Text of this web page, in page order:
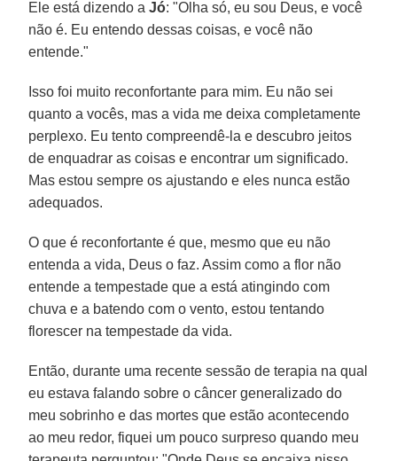
Ele está dizendo aJó: "Olha só, eu sou Deus, e você
não é. Eu entendo dessas coisas, e você não
entende."
Isso foi muito reconfortante para mim. Eu não sei
quanto a vocês, mas a vida me deixa completamente
perplexo. Eu tento compreendê-la e descubro jeitos
de enquadrar as coisas e encontrar um significado.
Mas estou sempre os ajustando e eles nunca estão
adequados.
O que é reconfortante é que, mesmo que eu não
entenda a vida, Deus o faz. Assim como a flor não
entende a tempestade que a está atingindo com
chuva e a batendo com o vento, estou tentando
florescer na tempestade da vida.
Então, durante uma recente sessão de terapia na qual
eu estava falando sobre o câncer generalizado do
meu sobrinho e das mortes que estão acontecendo
ao meu redor, fiquei um pouco surpreso quando meu